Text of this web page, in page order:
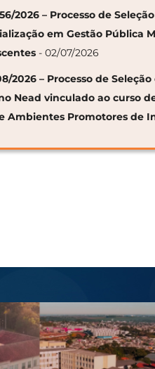
2026 – Processo de
em Gestão Pública
- 02/07/2026
2026 – Processo de
Nead vinculado ao curso
Ambientes Promotores de